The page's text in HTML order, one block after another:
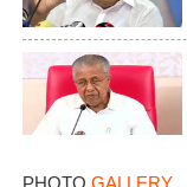
PHOTO GALLERY